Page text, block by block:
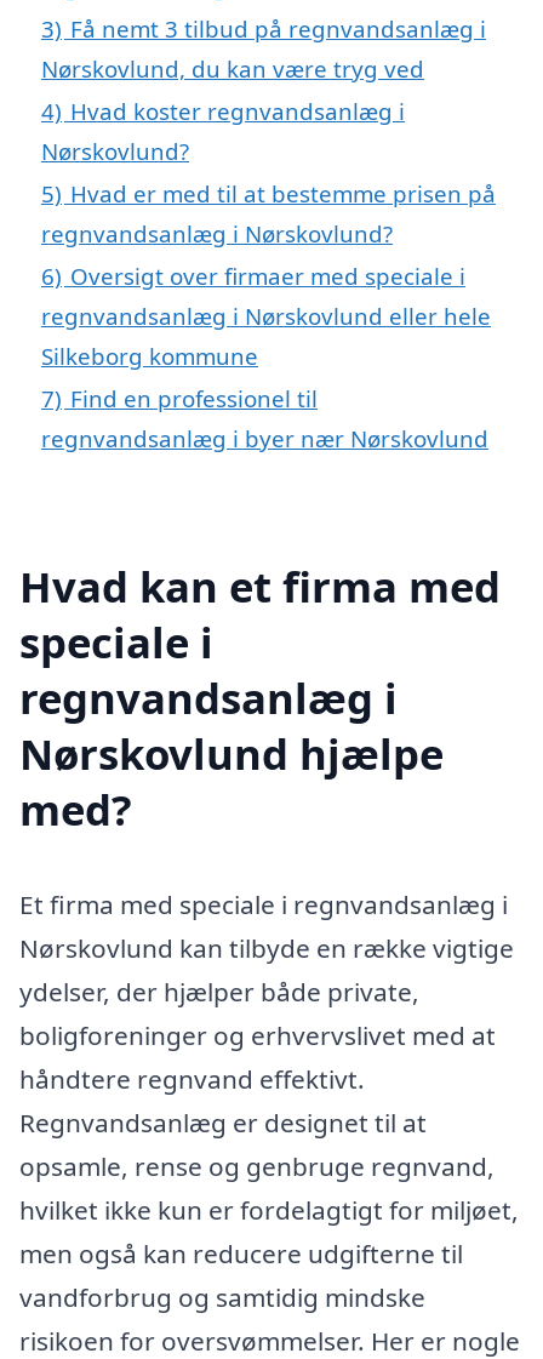
3) Få nemt 3 tilbud på regnvandsanlæg i
Nørskovlund, du kan være tryg ved
4) Hvad koster regnvandsanlæg i
Nørskovlund?
5) Hvad er med til at bestemme prisen på
regnvandsanlæg i Nørskovlund?
6) Oversigt over firmaer med speciale i
regnvandsanlæg i Nørskovlund eller hele
Silkeborg kommune
7) Find en professionel til
regnvandsanlæg i byer nær Nørskovlund
Hvad kan et firma med
speciale i
regnvandsanlæg i
Nørskovlund hjælpe
med?
Et firma med speciale i regnvandsanlæg i
Nørskovlund kan tilbyde en række vigtige
ydelser, der hjælper både private,
boligforeninger og erhvervslivet med at
håndtere regnvand effektivt.
Regnvandsanlæg er designet til at
opsamle, rense og genbruge regnvand,
hvilket ikke kun er fordelagtigt for miljøet,
men også kan reducere udgifterne til
vandforbrug og samtidig mindske
risikoen for oversvømmelser. Her er nogle